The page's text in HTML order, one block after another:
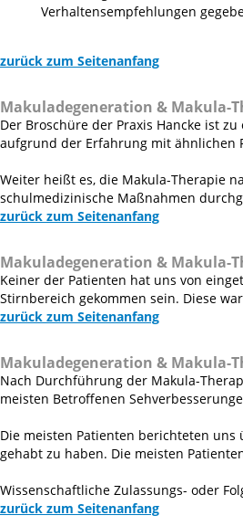
Verhaltensempfehlungen
zurück zum Seitenanfang
Makuladegeneration & Makula-
Der Broschüre der Praxis Hancke ist
aufgrund der Erfahrung mit ähnlichen
Weiter heißt es, die Makula-Therapie
schulmedizinische Maßnahmen
zurück zum Seitenanfang
Makuladegeneration & Makula-
Keiner der Patienten hat uns von
Stirnbereich gekommen sein. Diese
zurück zum Seitenanfang
Makuladegeneration & Makula-
Nach Durchführung der Makula-
meisten Betroffenen
Die meisten Patienten berichteten
gehabt zu haben. Die meisten
Wissenschaftliche Zulassungs- oder
zurück zum Seitenanfang